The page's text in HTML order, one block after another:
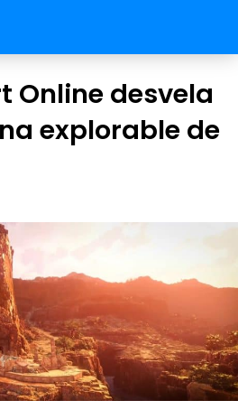
Online desvela
explorable de